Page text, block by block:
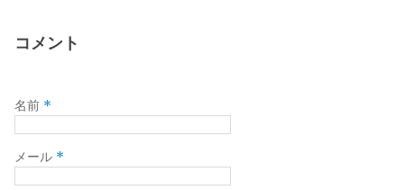
コメント
名前 *
メール *